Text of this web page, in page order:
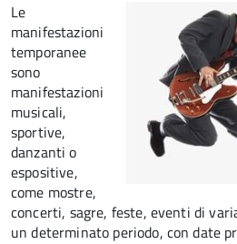
Le
manifestazioni
temporanee
sono
manifestazioni
musicali,
sportive,
danzanti o
espositive,
come mostre,
concerti, sagre, feste, eventi di
un determinato periodo, con date